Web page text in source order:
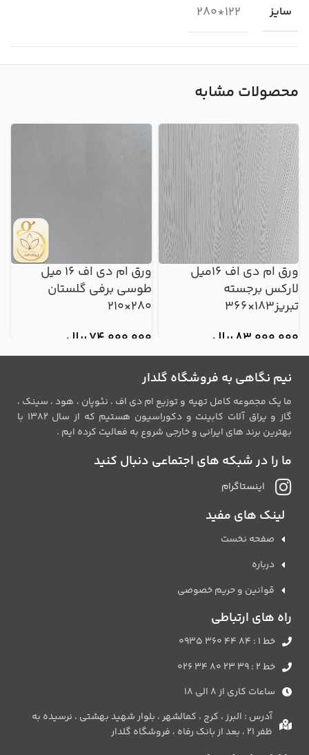
سایز 122*280
محصولات مشابه
ورق ام دی اف 16میل
لارکس برجسته
تبریز183×366
83,000,000ریال
ورق ام دی اف 16 میل
طوسی برفی گلستان
280×210
74,000,000ریال
نیم نگاهی به فروشگاه گلدار
ما یک مجموعه کامل تهیه و توزیع ام دی اف ، نئوپان ، هود ، سینک ،
گاز و یراق آلات کابینت و دکوراسیون هستیم که از سال 1382 با
بهترین برند های ایرانی و خارجی شروع به فعالیت کرده ایم .
ما را در شبکه های اجتماعی دنبال کنید
اینستاگرام
لینک های مفید
صفحه نخست
درباره
قوانین و حریم خصوصی
راه های ارتباطی
خط 1 : 84 44 360 0935
خط 2 : 39 23 80 34 026
ساعات کاری از 8 الی 18
آدرس : البرز ، کرج ، کمالشهر ، بلوار شهید بهشتی ، نرسیده به
ظفر 21 ، بعد از بانک رفاه ، فروشگاه گلدار